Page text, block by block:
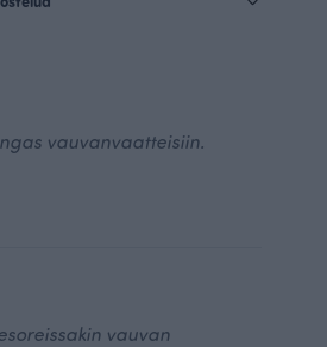
vauvanvaatteisiin.
vauvan